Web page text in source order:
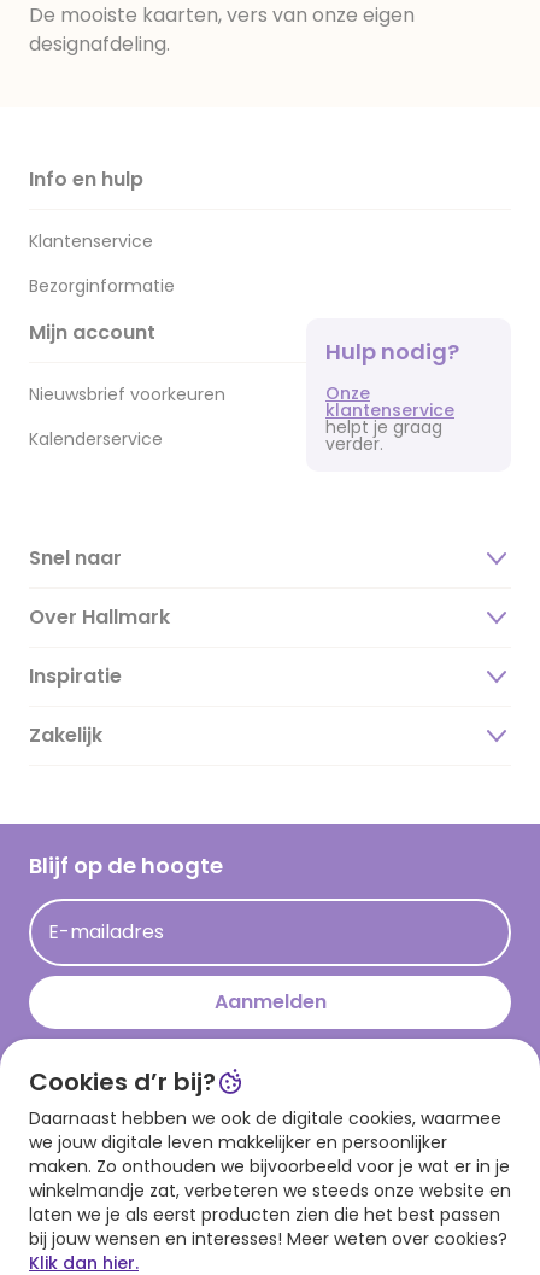
De mooiste kaarten, vers van onze eigen
designafdeling.
Info en hulp
Klantenservice
Bezorginformatie
Mijn account
Nieuwsbrief voorkeuren
Kalenderservice
Hulp nodig?
Onze
klantenservice
helpt je graag
verder.
Snel naar
Over Hallmark
Over ons
Duurzaamheid
Hallmark Kaartclub
Acties
Persberichten
Hallmark en Kinderpostzegels
Inspiratie
Magazine
Cadeau inspiratie
Kaartinspiratie
Zakelijk
Blijf op de hoogte
E-mailadres
Aanmelden
Download onze app
Cookies d’r bij?
Daarnaast hebben we ook de digitale cookies, waarmee
we jouw digitale leven makkelijker en persoonlijker
maken. Zo onthouden we bijvoorbeeld voor je wat er in je
winkelmandje zat, verbeteren we steeds onze website en
laten we je als eerst producten zien die het best passen
bij jouw wensen en interesses! Meer weten over cookies?
Klik dan hier.